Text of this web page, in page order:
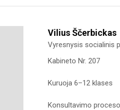
Vilius Ščerbickas
Vyresnysis socialinis
Kabineto Nr. 207
Kuruoja 6–12 klases
Konsultavimo